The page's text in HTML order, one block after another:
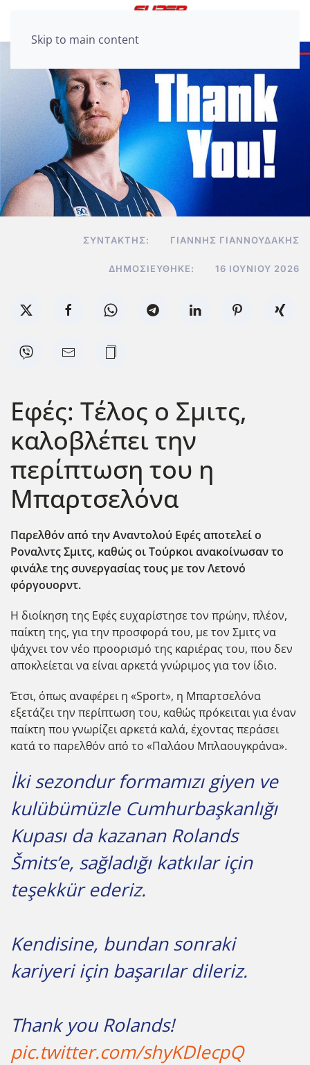
Skip to main content
ΣΥΝΤΆΚΤΗΣ: ΓΙΆΝΝΗΣ ΓΙΑΝΝΟΥΔΆΚΗΣ
ΔΗΜΟΣΙΕΎΘΗΚΕ: 16 ΙΟΥΝΊΟΥ 2026
Εφές: Τέλος ο Σμιτς,
καλοβλέπει την
περίπτωση του η
Μπαρτσελόνα
Παρελθόν από την Αναντολού Εφές αποτελεί ο
Ροναλντς Σμιτς, καθώς οι Τούρκοι ανακοίνωσαν το
φινάλε της συνεργασίας τους με τον Λετονό
φόργουορντ.
Η διοίκηση της Εφές ευχαρίστησε τον πρώην, πλέον,
παίκτη της, για την προσφορά του, με τον Σμιτς να
ψάχνει τον νέο προορισμό της καριέρας του, που δεν
αποκλείεται να είναι αρκετά γνώριμος για τον ίδιο.
Έτσι, όπως αναφέρει η «Sport», η Μπαρτσελόνα
εξετάζει την περίπτωση του, καθώς πρόκειται για έναν
παίκτη που γνωρίζει αρκετά καλά, έχοντας περάσει
κατά το παρελθόν από το «Παλάου Μπλαουγκράνα».
İki sezondur formamızı giyen ve
kulübümüzle Cumhurbaşkanlığı
Kupası da kazanan Rolands
Šmits’e, sağladığı katkılar için
teşekkür ederiz.
Kendisine, bundan sonraki
kariyeri için başarılar dileriz.
Thank you Rolands!
pic.twitter.com/shyKDlecpQ